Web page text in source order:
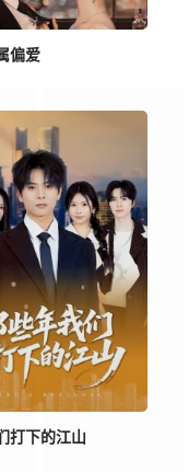
偏爱
打下的江山